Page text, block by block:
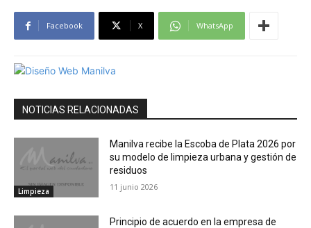
Facebook X WhatsApp
NOTICIAS RELACIONADAS
Limpieza
Manilva recibe la Escoba de Plata 2026 por
su modelo de limpieza urbana y gestión de
residuos
11 junio 2026
Principio de acuerdo en la empresa de